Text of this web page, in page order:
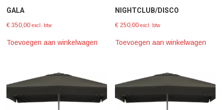
GALA
€ 350,00 excl. btw
Toevoegen aan winkelwagen
NIGHTCLUB/DISCO
€ 250,00 excl. btw
Toevoegen aan winkelwagen